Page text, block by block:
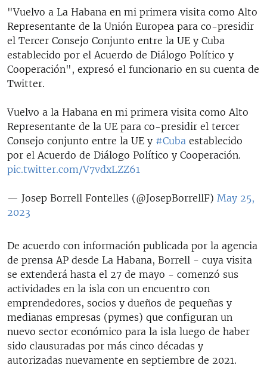
LA INVASIÓN DE RUSIA A UCRANIA
"Vuelvo a La Habana en mi primera visita como Alto
Representante de la Unión Europea para co-presidir
el Tercer Consejo Conjunto entre la UE y Cuba
establecido por el Acuerdo de Diálogo Político y
Cooperación", expresó el funcionario en su cuenta de
Twitter.
Vuelvo a la Habana en mi primera visita como Alto
Representante de la UE para co-presidir el tercer
Consejo conjunto entre la UE y #Cuba establecido
por el Acuerdo de Diálogo Político y Cooperación.
pic.twitter.com/V7vdxLZZ61
— Josep Borrell Fontelles (@JosepBorrellF) May 25,
2023
De acuerdo con información publicada por la agencia
de prensa AP desde La Habana, Borrell - cuya visita
se extenderá hasta el 27 de mayo - comenzó sus
actividades en la isla con un encuentro con
emprendedores, socios y dueños de pequeñas y
medianas empresas (pymes) que configuran un
nuevo sector económico para la isla luego de haber
sido clausuradas por más cinco décadas y
autorizadas nuevamente en septiembre de 2021.